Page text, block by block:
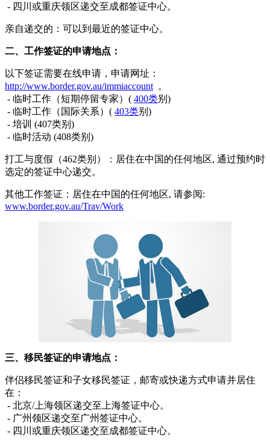
- 四川或重庆领区递交至成都签证中心。
亲自递交的：可以到最近的签证中心。
二、工作签证的申请地点：
以下签证需要在线申请，申请网址：
http://www.border.gov.au/immiaccount 。
- 临时工作（短期停留专家）( 400类别)
- 临时工作（国际关系）( 403类别)
- 培训 (407类别)
- 临时活动 (408类别)
打工与度假（462类别）：居住在中国的任何地区, 通过预约时
选定的签证中心递交。
其他工作签证：居住在中国的任何地区, 请参阅:
www.border.gov.au/Trav/Work
三、移民签证的申请地点：
伴侣移民签证和子女移民签证，邮寄或快递方式申请并居住
在：
- 北京/上海领区递交至上海签证中心。
- 广州领区递交至广州签证中心。
- 四川或重庆领区递交至成都签证中心。